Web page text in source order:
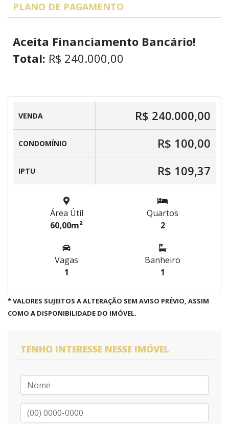
PLANO DE PAGAMENTO
Aceita Financiamento Bancário!
Total: R$ 240.000,00
VENDA R$ 240.000,00
CONDOMÍNIO R$ 100,00
IPTU R$ 109,37
Área Útil
60,00m²
Quartos
2
Vagas
1
Banheiro
1
* VALORES SUJEITOS A ALTERAÇÃO SEM AVISO PRÉVIO, ASSIM
COMO A DISPONIBILIDADE DO IMÓVEL.
TENHO INTERESSE NESSE IMÓVEL